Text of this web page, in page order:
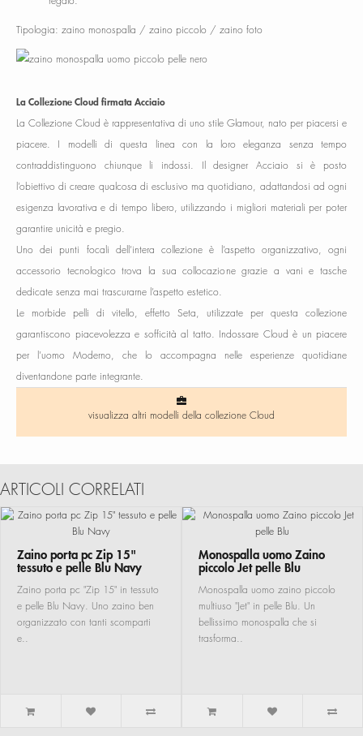
Tipologia: zaino monospalla / zaino piccolo / zaino foto
La Collezione Cloud firmata Acciaio
La Collezione Cloud è rappresentativa di uno stile Glamour, nato per piacersi e
piacere. I modelli di questa linea con la loro eleganza senza tempo
contraddistinguono chiunque li indossi. Il designer Acciaio si è posto
l’obiettivo di creare qualcosa di esclusivo ma quotidiano, adattandosi ad ogni
esigenza lavorativa e di tempo libero, utilizzando i migliori materiali per poter
garantire unicità e pregio.
Uno dei punti focali dell’intera collezione è l’aspetto organizzativo, ogni
accessorio tecnologico trova la sua collocazione grazie a vani e tasche
dedicate senza mai trascurarne l’aspetto estetico.
Le morbide pelli di vitello, effetto Seta, utilizzate per questa collezione
garantiscono piacevolezza e sofficità al tatto. Indossare Cloud è un piacere
per l’uomo Moderno, che lo accompagna nelle esperienze quotidiane
diventandone parte integrante.
visualizza altri modelli della collezione Cloud
ARTICOLI CORRELATI
Zaino porta pc Zip 15"
tessuto e pelle Blu Navy
Zaino porta pc "Zip 15" in tessuto
e pelle Blu Navy. Uno zaino ben
organizzato con tanti scomparti
e..
Monospalla uomo Zaino
piccolo Jet pelle Blu
Monospalla uomo zaino piccolo
multiuso "Jet" in pelle Blu. Un
bellissimo monospalla che si
trasforma..